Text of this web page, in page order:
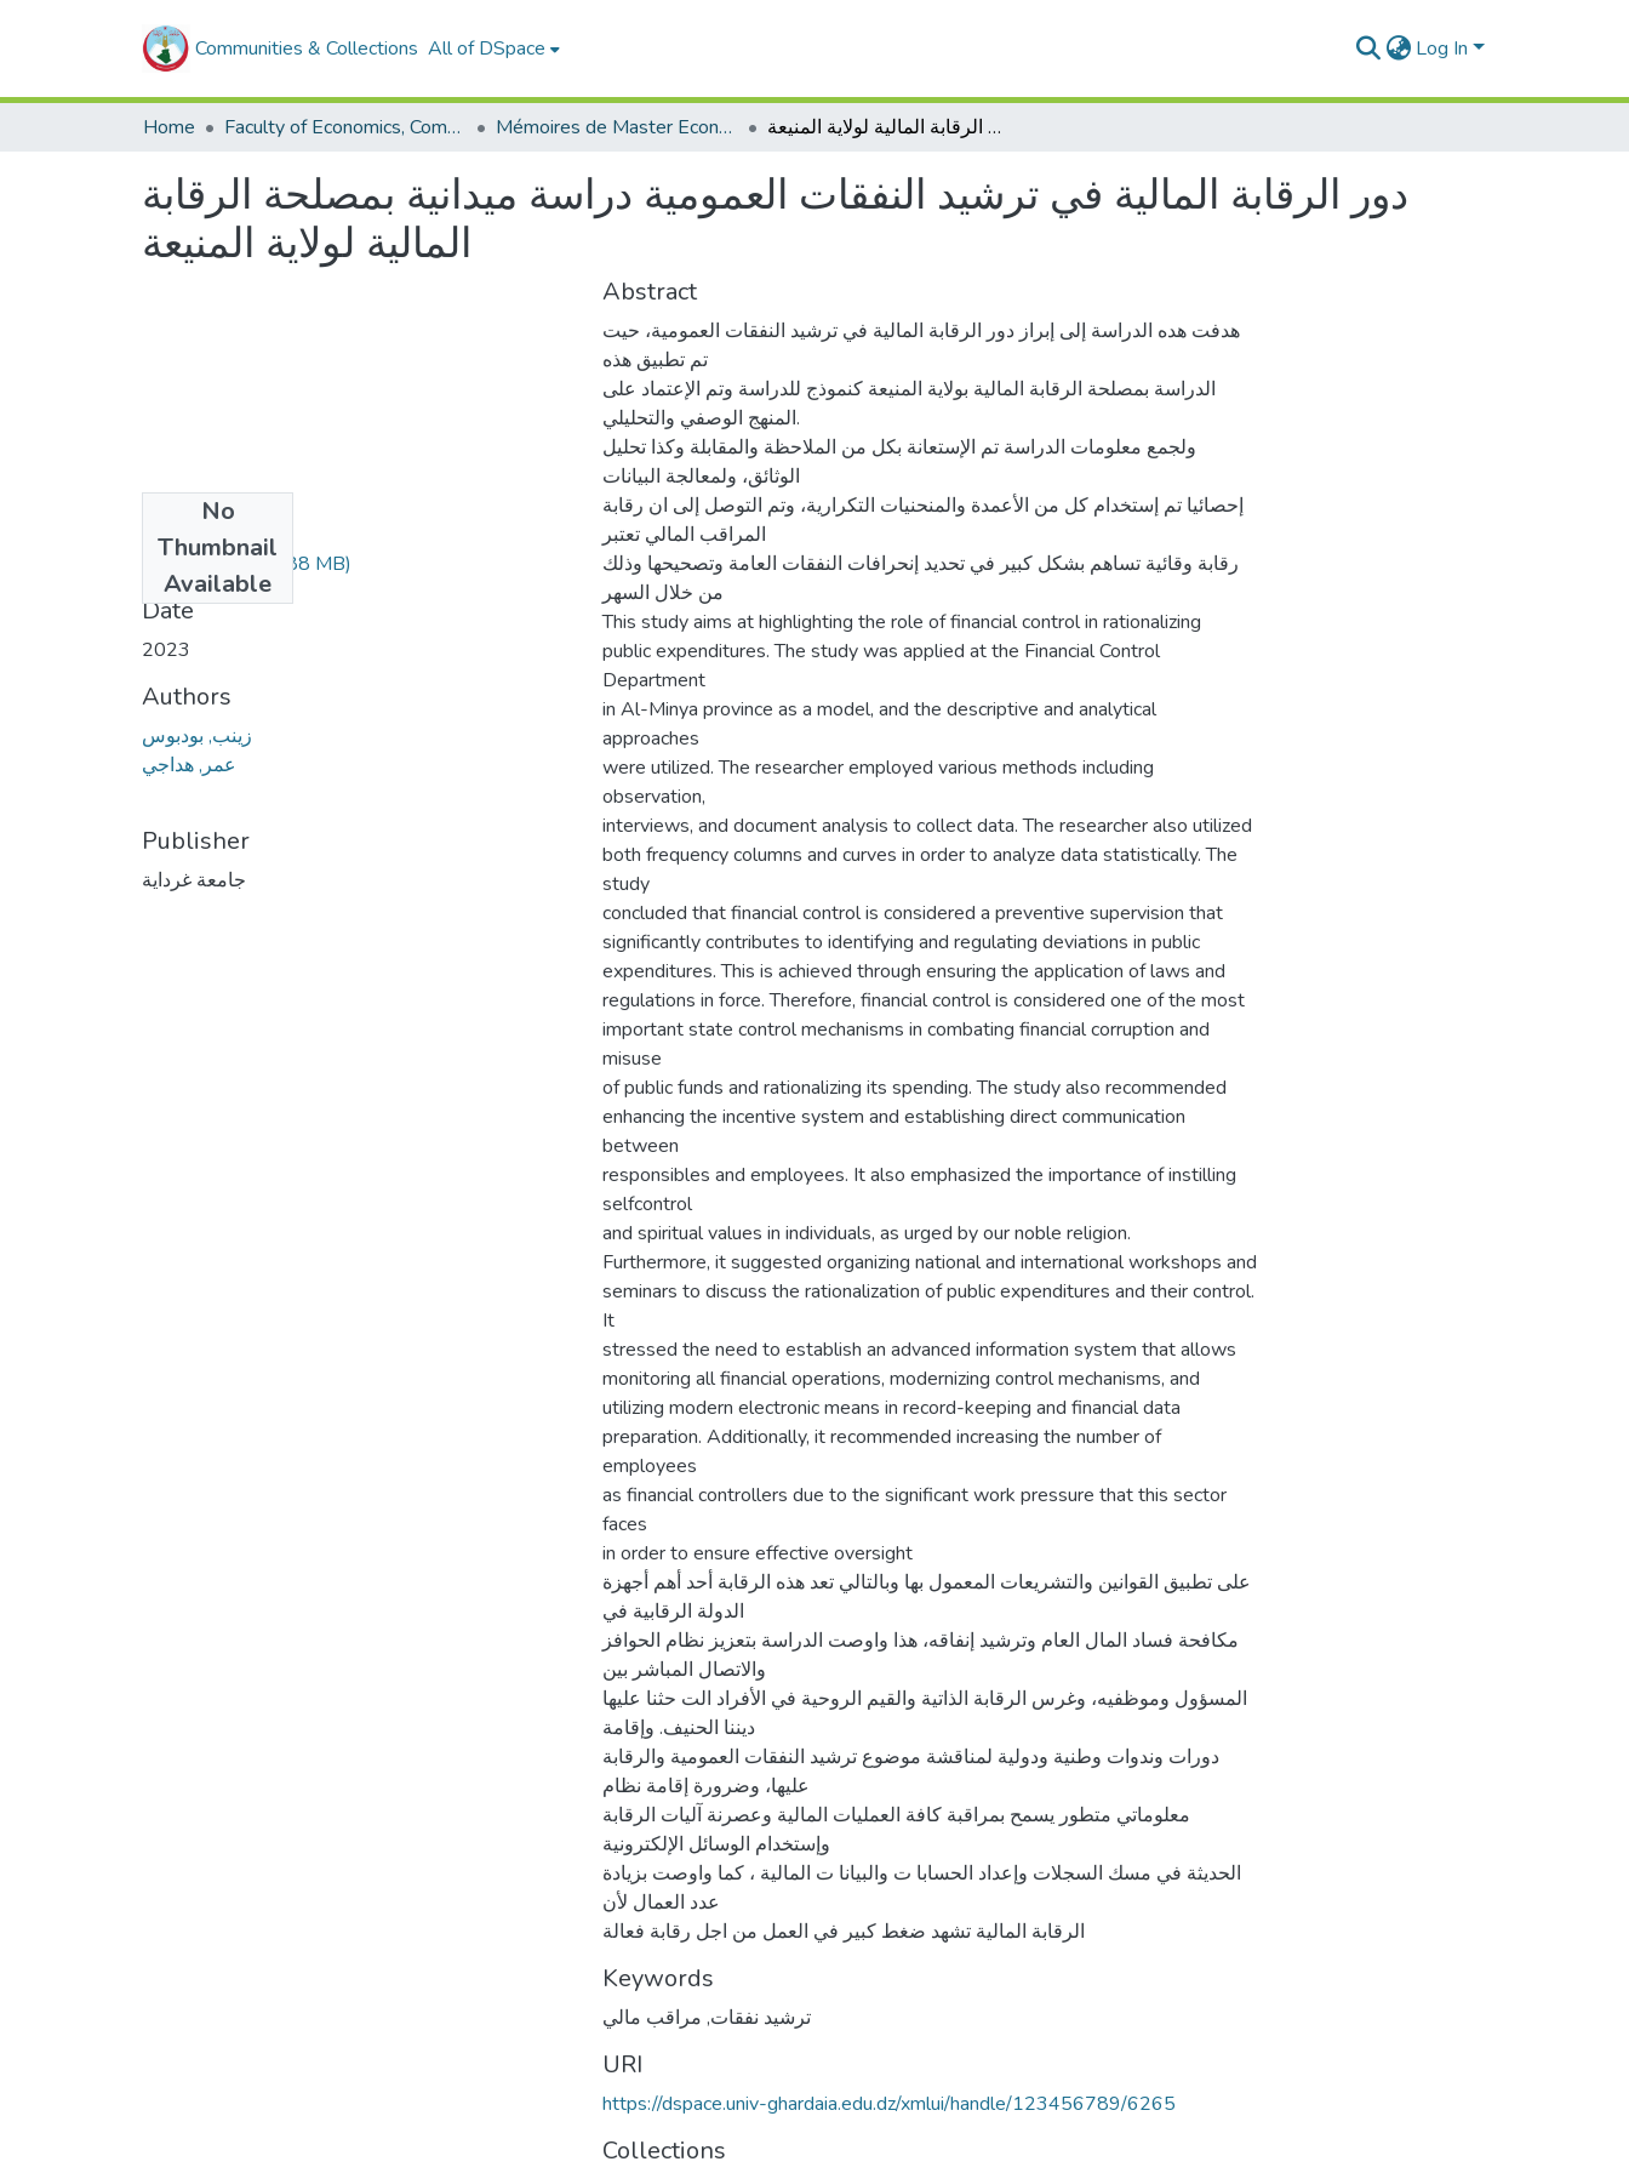
Communities & Collections All of DSpace Log In
Home Faculty of Economics, Commercial Sciences and Management Sciences Mémoires de Master Economie دور الرقابة المالية في ترشيد النفقات العمومية دراسة ميدانية بمصلحة الرقابة المالية لولاية المنيعة
دور الرقابة المالية في ترشيد النفقات العمومية دراسة ميدانية بمصلحة الرقابة
المالية لولاية المنيعة
No
Thumbnail
Available
FIN.4.649.pdf(5.88 MB)
Date
2023
Authors
زينب, بودبوس
عمر, هداجي
Publisher
جامعة غرداية
Abstract
هدفت هده الدراسة إلى إبراز دور الرقابة المالية في ترشيد النفقات العمومية، حيت
تم تطبيق هذه
الدراسة بمصلحة الرقابة المالية بولاية المنيعة كنموذج للدراسة وتم الإعتماد على
المنهج الوصفي والتحليلي.
ولجمع معلومات الدراسة تم الإستعانة بكل من الملاحظة والمقابلة وكذا تحليل
الوثائق، ولمعالجة البيانات
إحصائيا تم إستخدام كل من الأعمدة والمنحنيات التكرارية، وتم التوصل إلى ان رقابة
المراقب المالي تعتبر
رقابة وقائية تساهم بشكل كبير في تحديد إنحرافات النفقات العامة وتصحيحها وذلك
من خلال السهر
This study aims at highlighting the role of financial control in rationalizing
public expenditures. The study was applied at the Financial Control
Department
in Al-Minya province as a model, and the descriptive and analytical
approaches
were utilized. The researcher employed various methods including
observation,
interviews, and document analysis to collect data. The researcher also utilized
both frequency columns and curves in order to analyze data statistically. The
study
concluded that financial control is considered a preventive supervision that
significantly contributes to identifying and regulating deviations in public
expenditures. This is achieved through ensuring the application of laws and
regulations in force. Therefore, financial control is considered one of the most
important state control mechanisms in combating financial corruption and
misuse
of public funds and rationalizing its spending. The study also recommended
enhancing the incentive system and establishing direct communication
between
responsibles and employees. It also emphasized the importance of instilling
selfcontrol
and spiritual values in individuals, as urged by our noble religion.
Furthermore, it suggested organizing national and international workshops and
seminars to discuss the rationalization of public expenditures and their control.
It
stressed the need to establish an advanced information system that allows
monitoring all financial operations, modernizing control mechanisms, and
utilizing modern electronic means in record-keeping and financial data
preparation. Additionally, it recommended increasing the number of
employees
as financial controllers due to the significant work pressure that this sector
faces
in order to ensure effective oversight
على تطبيق القوانين والتشريعات المعمول بها وبالتالي تعد هذه الرقابة أحد أهم أجهزة
الدولة الرقابية في
مكافحة فساد المال العام وترشيد إنفاقه، هذا واوصت الدراسة بتعزيز نظام الحوافز
والاتصال المباشر بين
المسؤول وموظفيه، وغرس الرقابة الذاتية والقيم الروحية في الأفراد الت حثنا عليها
ديننا الحنيف. وإقامة
دورات وندوات وطنية ودولية لمناقشة موضوع ترشيد النفقات العمومية والرقابة
عليها، وضرورة إقامة نظام
معلوماتي متطور يسمح بمراقبة كافة العمليات المالية وعصرنة آليات الرقابة
وإستخدام الوسائل الإلكترونية
الحديثة في مسك السجلات وإعداد الحسابا ت والبيانا ت المالية ، كما واوصت بزيادة
عدد العمال لأن
الرقابة المالية تشهد ضغط كبير في العمل من اجل رقابة فعالة
Keywords
ترشيد نفقات, مراقب مالي
URI
https://dspace.univ-ghardaia.edu.dz/xmlui/handle/123456789/6265
Collections